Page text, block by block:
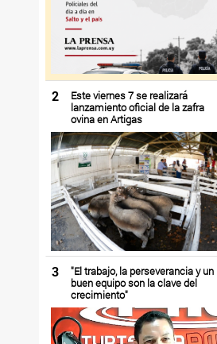
2
Este viernes 7 se realizará
lanzamiento oficial de la zafra
ovina en Artigas
3
"El trabajo, la perseverancia y un
buen equipo son la clave del
crecimiento"